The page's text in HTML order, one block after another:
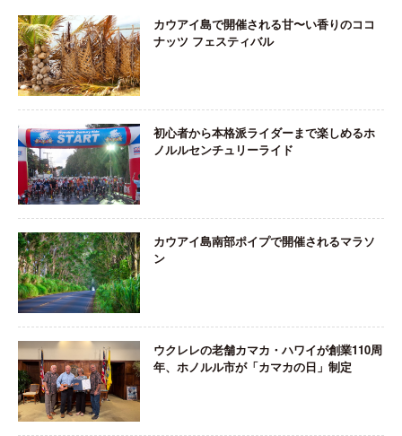
カウアイ島で開催される甘〜い香りのココ
ナッツ フェスティバル
初心者から本格派ライダーまで楽しめるホ
ノルルセンチュリーライド
カウアイ島南部ポイプで開催されるマラソ
ン
ウクレレの老舗カマカ・ハワイが創業110周
年、ホノルル市が「カマカの日」制定